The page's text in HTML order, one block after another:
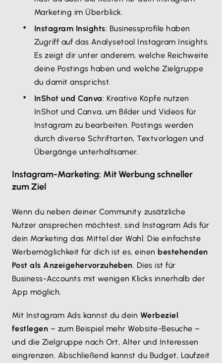
Marketing im Überblick.
Instagram Insights: Businessprofile haben
Zugriff auf das Analysetool Instagram Insights.
Es zeigt dir unter anderem, welche Reichweite
deine Postings haben und welche Zielgruppe
du damit ansprichst.
InShot und Canva: Kreative Köpfe nutzen
InShot und Canva, um Bilder und Videos für
Instagram zu bearbeiten. Postings werden
durch diverse Schriftarten, Textvorlagen und
Übergänge unterhaltsamer.
Instagram-Marketing: Mit Werbung schneller
zum Ziel
Wenn du neben deiner Community zusätzliche
Nutzer ansprechen möchtest, sind Instagram Ads für
dein Marketing das Mittel der Wahl. Die einfachste
Werbemöglichkeit für dich ist es, einen bestehenden
Post als Anzeigehervorzuheben. Dies ist für
Business-Accounts mit wenigen Klicks innerhalb der
App möglich.
Mit Instagram Ads kannst du dein Werbeziel
festlegen – zum Beispiel mehr Website-Besuche –
und die Zielgruppe nach Ort, Alter und Interessen
eingrenzen. Abschließend kannst du Budget, Laufzeit